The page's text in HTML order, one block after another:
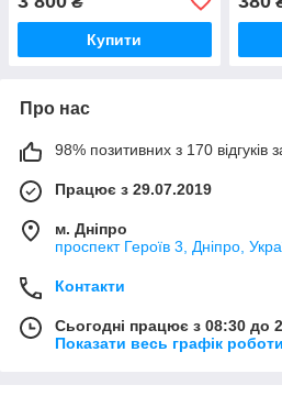
1H0 907 379 D
Купити
Про нас
98% позитивних з 170 відгуків
Працює з 29.07.2019
м. Дніпро
проспект Героїв 3, Дніпро,
Контакти
Сьогодні працює з 08:30 до
Показати весь графік роботи